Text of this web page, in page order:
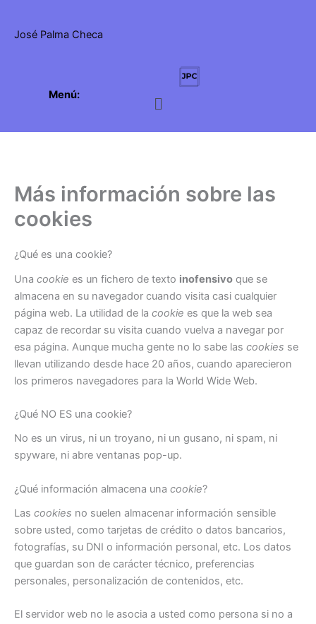
contenido
José Palma Checa
Menú: Menú
Más información sobre las
cookies
¿Qué es una cookie?
Una cookie es un fichero de texto inofensivo que se
almacena en su navegador cuando visita casi cualquier
página web. La utilidad de la cookie es que la web sea
capaz de recordar su visita cuando vuelva a navegar por
esa página. Aunque mucha gente no lo sabe las cookies se
llevan utilizando desde hace 20 años, cuando aparecieron
los primeros navegadores para la World Wide Web.
¿Qué NO ES una cookie?
No es un virus, ni un troyano, ni un gusano, ni spam, ni
spyware, ni abre ventanas pop-up.
¿Qué información almacena una cookie?
Las cookies no suelen almacenar información sensible
sobre usted, como tarjetas de crédito o datos bancarios,
fotografías, su DNI o información personal, etc. Los datos
que guardan son de carácter técnico, preferencias
personales, personalización de contenidos, etc.
El servidor web no le asocia a usted como persona si no a